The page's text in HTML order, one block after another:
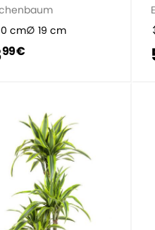
cm
19 cm
99 €